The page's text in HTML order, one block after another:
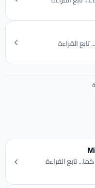
القراءة
تابع القراءة